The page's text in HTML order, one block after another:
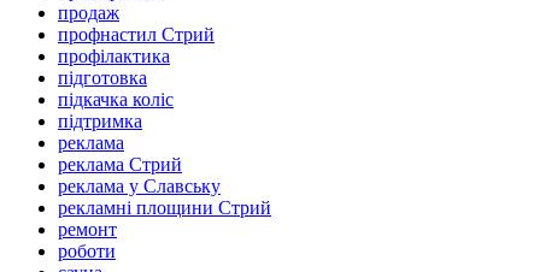
продаж
профнастил Стрий
профілактика
підготовка
підкачка коліс
підтримка
реклама
реклама Стрий
реклама у Славську
рекламні площини Стрий
ремонт
роботи